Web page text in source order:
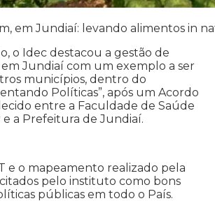
em Jundiaí: levando alimentos in
o Idec destacou a gestão de
Jundiaí com um exemplo a ser
municípios, dentro do
Políticas”, após um Acordo
entre a Faculdade de Saúde
e a Prefeitura de Jundiaí.
e o mapeamento realizado pela
pelo instituto como bons
públicas em todo o País.